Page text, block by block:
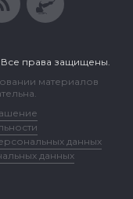
Все права защищены.
материалов
данных
данных